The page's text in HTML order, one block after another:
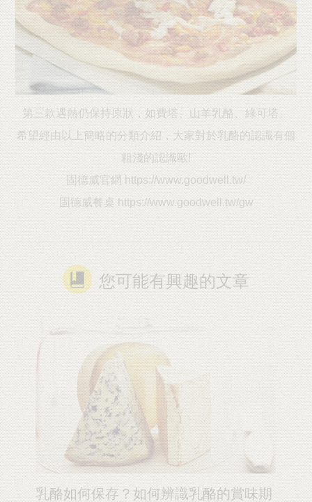
第三款遇熱仍保持原狀，如費塔、山羊乳酪、綠可塔。
希望經由以上簡略的分類介紹，大家對於乳酪的認識有個
粗淺的認識歐!
固德威官網 https://www.goodwell.tw/
固德威餐桌https://www.goodwell.tw/gw
您可能有興趣的文章
乳酪如何保存？如何辨識乳酪的賞味期